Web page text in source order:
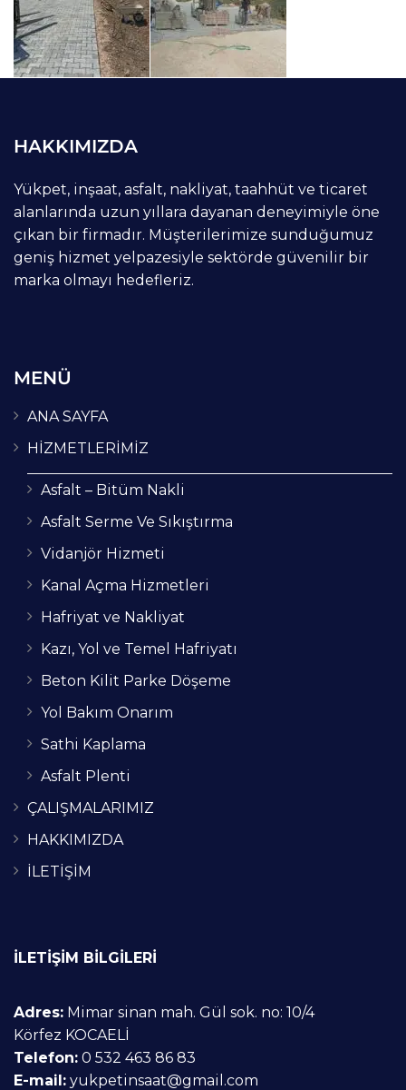
HAKKIMIZDA
Yükpet, inşaat, asfalt, nakliyat, taahhüt ve ticaret
alanlarında uzun yıllara dayanan deneyimiyle öne
çıkan bir firmadır. Müşterilerimize sunduğumuz
geniş hizmet yelpazesiyle sektörde güvenilir bir
marka olmayı hedefleriz.
MENÜ
ANA SAYFA
HİZMETLERİMİZ
Asfalt – Bitüm Nakli
Asfalt Serme Ve Sıkıştırma
Vidanjör Hizmeti
Kanal Açma Hizmetleri
Hafriyat ve Nakliyat
Kazı, Yol ve Temel Hafriyatı
Beton Kilit Parke Döşeme
Yol Bakım Onarım
Sathi Kaplama
Asfalt Plenti
ÇALIŞMALARIMIZ
HAKKIMIZDA
İLETİŞİM
İLETİŞİM BİLGİLERİ
Adres: Mimar sinan mah. Gül sok. no: 10/4
Körfez KOCAELİ
Telefon: 0 532 463 86 83
E-mail: yukpetinsaat@gmail.com